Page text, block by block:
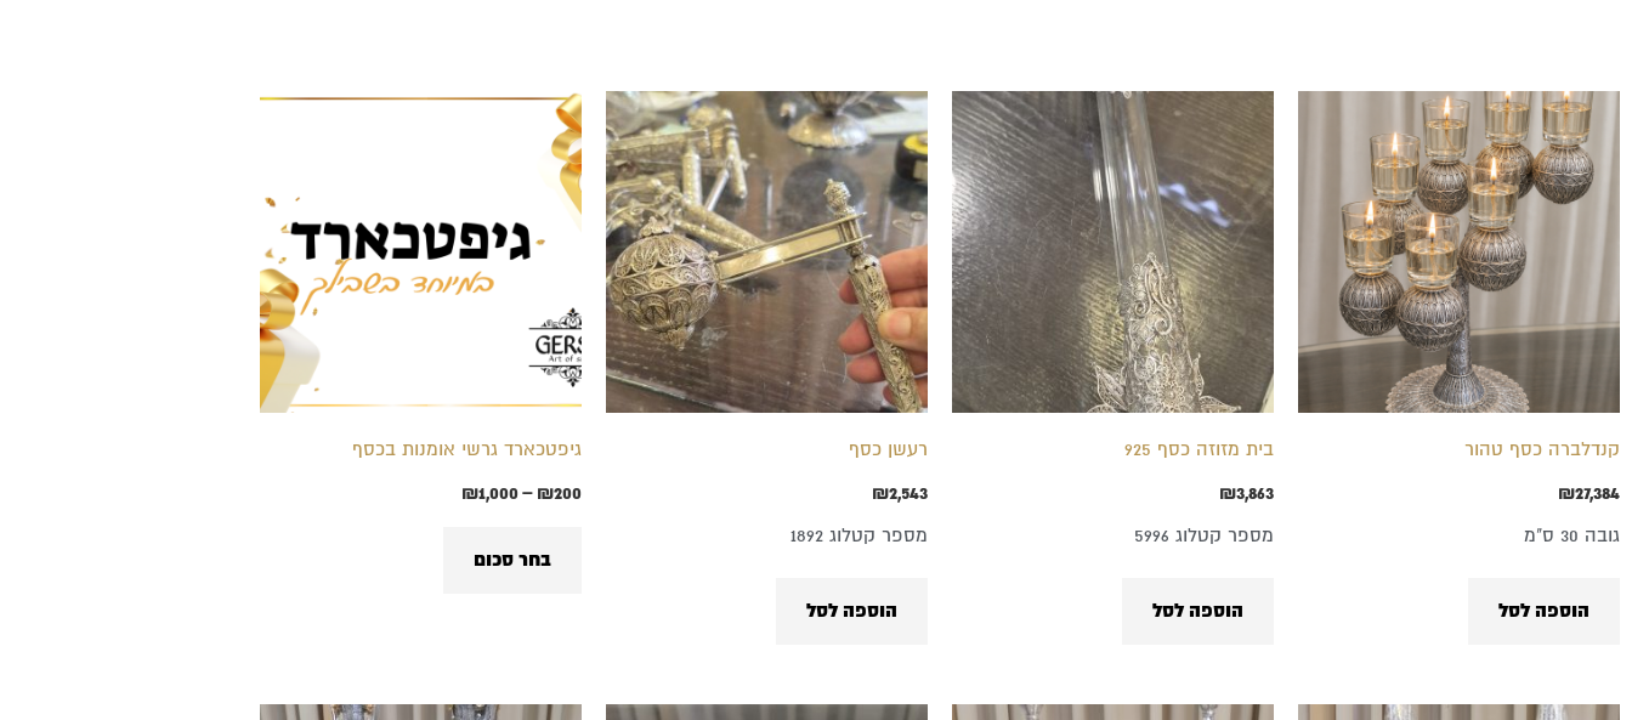
קנדלברה כסף טהור
₪27,384
גובה 30 ס"מ
הוספה לסל
בית מזוזה כסף 925
₪3,863
מספר קטלוג 5996
הוספה לסל
רעשן כסף
₪2,543
מספר קטלוג 1892
הוספה לסל
גיפטכארד גרשי אומנות בכסף
₪200
–
₪1,000
טווח
בחר סכום
למוצר
מספר